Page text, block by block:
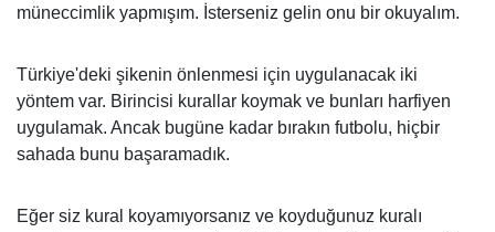
müneccimlik yapmışım. İsterseniz gelin onu bir okuyalım.
Türkiye'deki şikenin önlenmesi için uygulanacak iki
yöntem var. Birincisi kurallar koymak ve bunları harfiyen
uygulamak. Ancak bugüne kadar bırakın futbolu, hiçbir
sahada bunu başaramadık.
Eğer siz kural koyamıyorsanız ve koyduğunuz kuralı